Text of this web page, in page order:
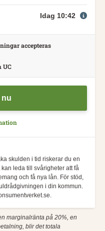
Idag 10:42
accepteras
UC
skulden i tid riskerar du en
leda till svårigheter att få
och få nya lån. För stöd,
i din kommun.
marginalränta på 20%, en
blir det totala